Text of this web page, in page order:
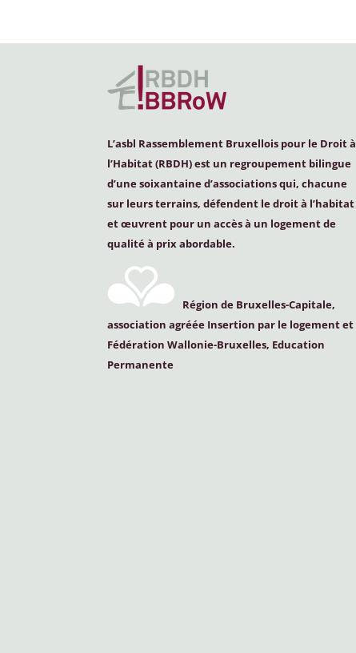
L’asbl Rassemblement Bruxellois pour le Droit à
l’Habitat (RBDH) est un regroupement bilingue
d’une soixantaine d’associations qui, chacune
sur leurs terrains, défendent le droit à l’habitat
et œuvrent pour un accès à un logement de
qualité à prix abordable.
Région de Bruxelles-Capitale,
association agréée Insertion par le logement et
Fédération Wallonie-Bruxelles, Education
Permanente